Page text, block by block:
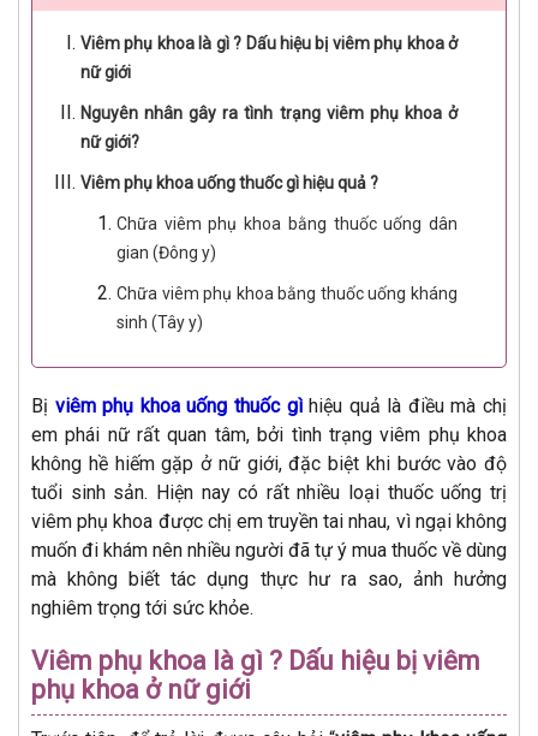
Viêm phụ khoa là gì ? Dấu hiệu bị viêm phụ khoa ở
nữ giới
Nguyên nhân gây ra tình trạng viêm phụ khoa ở
nữ giới?
Viêm phụ khoa uống thuốc gì hiệu quả ?
Chữa viêm phụ khoa bằng thuốc uống dân
gian (Đông y)
Chữa viêm phụ khoa bằng thuốc uống kháng
sinh (Tây y)
Bị viêm phụ khoa uống thuốc gìhiệu quả là điều mà chị
em phái nữ rất quan tâm, bởi tình trạng viêm phụ khoa
không hề hiếm gặp ở nữ giới, đặc biệt khi bước vào độ
tuổi sinh sản. Hiện nay có rất nhiều loại thuốc uống trị
viêm phụ khoa được chị em truyền tai nhau, vì ngại không
muốn đi khám nên nhiều người đã tự ý mua thuốc về dùng
mà không biết tác dụng thực hư ra sao, ảnh hưởng
nghiêm trọng tới sức khỏe.
Viêm phụ khoa là gì ? Dấu hiệu bị viêm
phụ khoa ở nữ giới